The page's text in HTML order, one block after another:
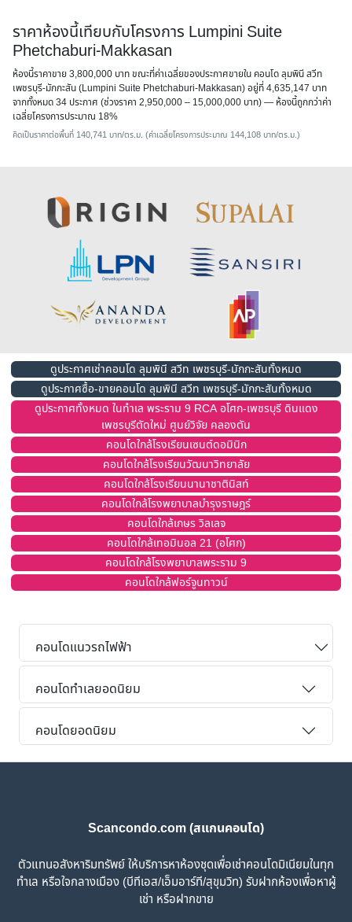
ราคาห้องนี้เทียบกับโครงการ Lumpini Suite
Phetchaburi-Makkasan
ห้องนี้ราคาขาย 3,800,000 บาท ขณะที่ค่าเฉลี่ยของประกาศขายใน คอนโด ลุมพินี สวีท
เพชรบุรี-มักกะสัน (Lumpini Suite Phetchaburi-Makkasan) อยู่ที่ 4,635,147 บาท
จากทั้งหมด 34 ประกาศ (ช่วงราคา 2,950,000 – 15,000,000 บาท) — ห้องนี้ถูกกว่าค่า
เฉลี่ยโครงการประมาณ 18%
คิดเป็นราคาต่อพื้นที่ 140,741 บาท/ตร.ม. (ค่าเฉลี่ยโครงการประมาณ 144,108 บาท/ตร.ม.)
ดูประกาศเช่าคอนโด ลุมพินี สวีท เพชรบุรี-มักกะสันทั้งหมด
ดูประกาศซื้อ-ขายคอนโด ลุมพินี สวีท เพชรบุรี-มักกะสันทั้งหมด
ดูประกาศทั้งหมด ในทำเล พระราม 9 RCA อโศก-เพชรบุรี ดินแดง
เพชรบุรีตัดใหม่ ศูนย์วิจัย คลองตัน
คอนโดใกล้โรงเรียนเซนต์ดอมินิก
คอนโดใกล้โรงเรียนวัฒนาวิทยาลัย
คอนโดใกล้โรงเรียนนานาชาตินิสท์
คอนโดใกล้โรงพยาบาลบำรุงราษฎร์
คอนโดใกล้เกษร วิลเลจ
คอนโดใกล้เทอมินอล 21 (อโศก)
คอนโดใกล้โรงพยาบาลพระราม 9
คอนโดใกล้ฟอร์จูนทาวน์
คอนโดแนวรถไฟฟ้า
คอนโดทำเลยอดนิยม
คอนโดยอดนิยม
Scancondo.com (สแกนคอนโด)
ตัวแทนอสังหาริมทรัพย์ ให้บริการหาห้องชุดเพื่อเช่าคอนโดมิเนียมในทุก
ทำเล หรือใจกลางเมือง (บีทีเอส/เอ็มอาร์ที/สุขุมวิท) รับฝากห้องเพื่อหาผู้
เช่า หรือฝากขาย